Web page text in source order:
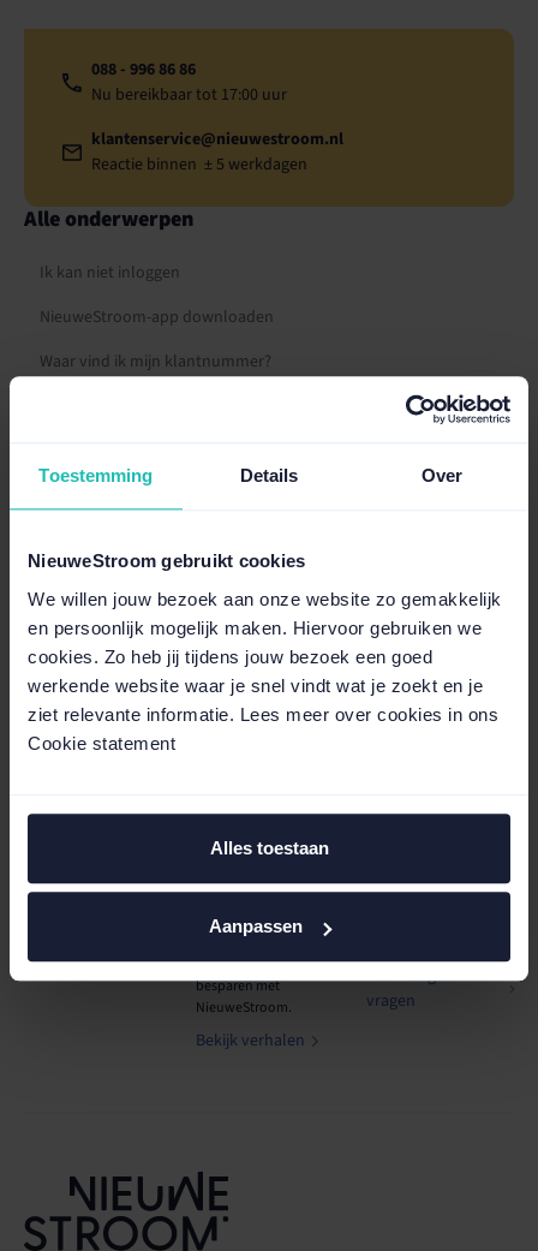
Toestemming Details Over
NieuweStroom gebruikt cookies
We willen jouw bezoek aan onze website zo gemakkelijk
en persoonlijk mogelijk maken. Hiervoor gebruiken we
cookies. Zo heb jij tijdens jouw bezoek een goed
werkende website waar je snel vindt wat je zoekt en je
ziet relevante informatie. Lees meer over cookies in ons
Cookie statement
Alles toestaan
Aanpassen
Alle onderwerpen
Ik kan niet inloggen
NieuweStroom-app downloaden
Waar vind ik mijn klantnummer?
088 - 996 86 86
Nu bereikbaar tot 17:00 uur
klantenservice@nieuwestroom.nl
Reactie binnen ± 5 werkdagen
NieuweStroom maakt de energiemarkt
eerlijk en begrijpelijk voor ondernemers
Ontdek hoe wij werken
Bekijk Academy
Zie hoe anderen
besparen met
NieuweStroom.
Bekijk verhalen
praktische vragen over
Alle veelgestelde
vragen